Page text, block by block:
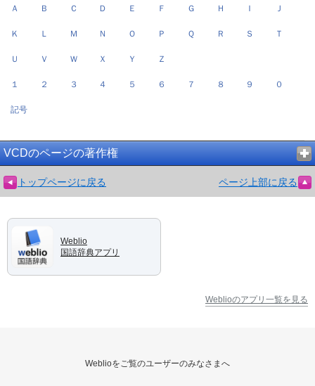
Ａ Ｂ Ｃ Ｄ Ｅ Ｆ Ｇ Ｈ Ｉ Ｊ
Ｋ Ｌ Ｍ Ｎ Ｏ Ｐ Ｑ Ｒ Ｓ Ｔ
Ｕ Ｖ Ｗ Ｘ Ｙ Ｚ
１ ２ ３ ４ ５ ６ ７ ８ ９ ０
記号
VCDのページの著作権
トップページに戻る ページ上部に戻る
Weblio
国語辞典アプリ
Weblioのアプリ一覧を見る
Weblioをご覧のユーザーのみなさまへ